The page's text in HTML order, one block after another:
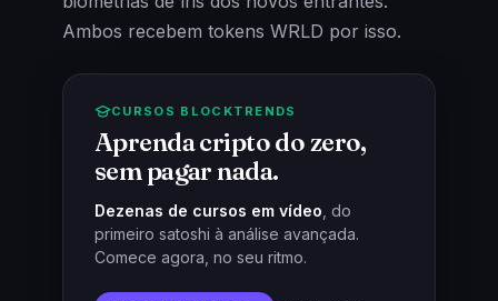
Ambos recebem tokens WRLD por isso.
CURSOS BLOCKTRENDS
Aprenda cripto do zero,
sem pagar nada.
Dezenas de cursos em vídeo , do
primeiro satoshi à análise avançada.
Comece agora, no seu ritmo.